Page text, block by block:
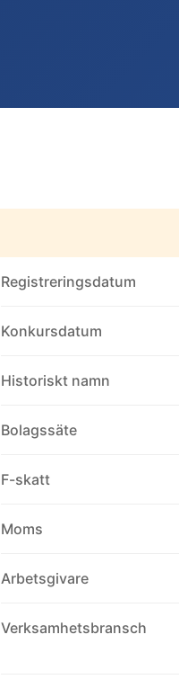
Registreringsdatum
Konkursdatum
Historiskt namn
Bolagssäte
F-skatt
Moms
Arbetsgivare
Verksamhetsbransch